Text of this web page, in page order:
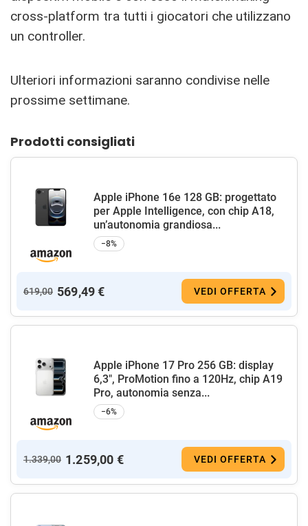
cross-platform tra tutti i giocatori che utilizzano
un controller.
Ulteriori informazioni saranno condivise nelle
prossime settimane.
Prodotti consigliati
Apple iPhone 16e 128 GB: progettato
per Apple Intelligence, con chip A18,
un’autonomia grandiosa...
−8%
619,00 569,49 € VEDI OFFERTA
Apple iPhone 17 Pro 256 GB: display
6,3", ProMotion fino a 120Hz, chip A19
Pro, autonomia senza...
−6%
1.339,00 1.259,00 € VEDI OFFERTA